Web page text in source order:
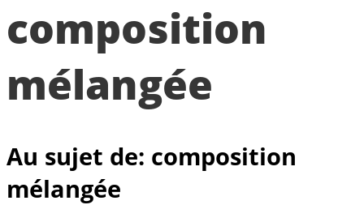
composition
mélangée
Au sujet de: composition
mélangée